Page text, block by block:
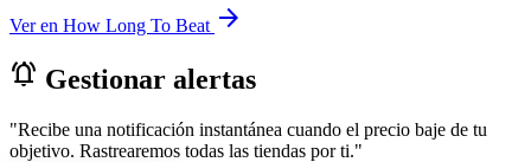
Ver en How Long To Beat arrow_forward
notifications_active Gestionar alertas
"Recibe una notificación instantánea cuando el precio baje de tu
objetivo. Rastrearemos todas las tiendas por ti."